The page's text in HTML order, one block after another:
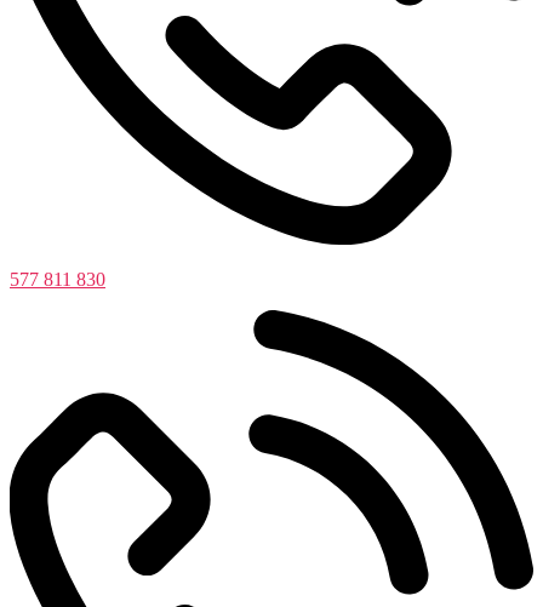
577 811 830